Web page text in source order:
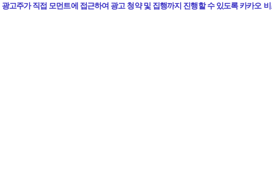
광고주가 직접 모먼트에 접근하여 광고 청약 및 집행까지 진행할 수 있도록 카카오